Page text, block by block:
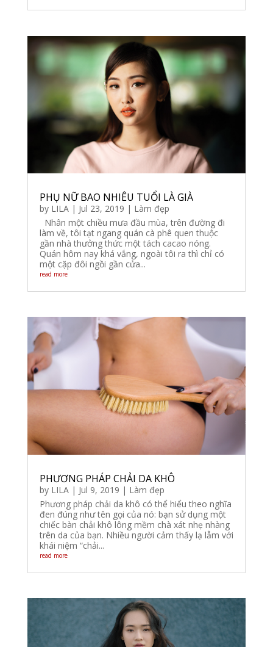
PHỤ NỮ BAO NHIÊU TUỔI LÀ GIÀ
by LILA| Jul 23, 2019 | Làm đẹp
Nhân một chiều mưa đầu mùa, trên đường đi
làm về, tôi tạt ngang quán cà phê quen thuộc
gần nhà thưởng thức một tách cacao nóng.
Quán hôm nay khá vắng, ngoài tôi ra thì chỉ có
một cặp đôi ngồi gần cửa...
read more
PHƯƠNG PHÁP CHẢI DA KHÔ
by LILA| Jul 9, 2019 | Làm đẹp
Phương pháp chải da khô có thể hiểu theo nghĩa
đen đúng như tên gọi của nó: bạn sử dụng một
chiếc bàn chải khô lông mềm chà xát nhẹ nhàng
trên da của bạn. Nhiều người cảm thấy lạ lẫm với
khái niệm “chải...
read more